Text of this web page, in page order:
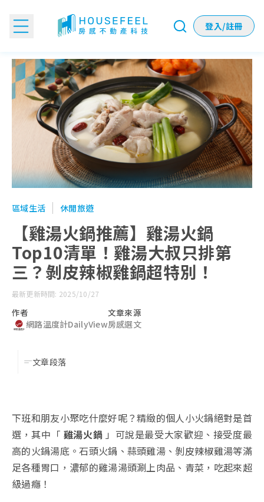
登入/註冊
【雞湯火鍋推薦】雞湯火鍋Top10清單！雞湯大叔只排第三？
區域生活 休閒旅遊
【雞湯火鍋推薦】雞湯火鍋
Top10清單！雞湯大叔只排第
三？剝皮辣椒雞鍋超特別！
最新更新時間: 2025/10/27
作者
網路溫度計DailyView
文章來源
房感選文
文章段落
下班和朋友小聚吃什麼好呢？精緻的個人小火鍋絕對是首
選，其中「 雞湯火鍋 」可說是最受大家歡迎、接受度最
高的火鍋湯底。石頭火鍋、蒜頭雞湯、剝皮辣椒雞湯等滿
足各種胃口，濃郁的雞湯湯頭涮上肉品、青菜，吃起來超
級過癮！